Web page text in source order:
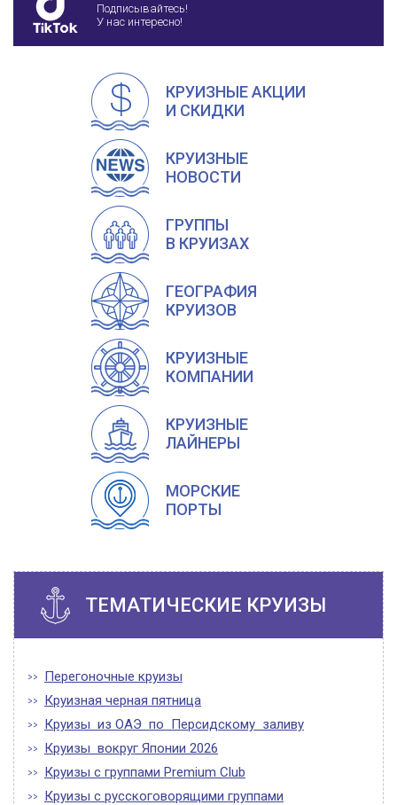
Подписывайтесь!
У нас интересно!
КРУИЗНЫЕ АКЦИИ
И СКИДКИ
КРУИЗНЫЕ
НОВОСТИ
ГРУППЫ
В КРУИЗАХ
ГЕОГРАФИЯ
КРУИЗОВ
КРУИЗНЫЕ
КОМПАНИИ
КРУИЗНЫЕ
ЛАЙНЕРЫ
МОРСКИЕ
ПОРТЫ
ТЕМАТИЧЕСКИЕ КРУИЗЫ
Перегоночные круизы
Круизная черная пятница
Круизы из ОАЭ по Персидскому заливу
Круизы вокруг Японии 2026
Круизы с группами Premium Club
Круизы с русскоговорящими группами